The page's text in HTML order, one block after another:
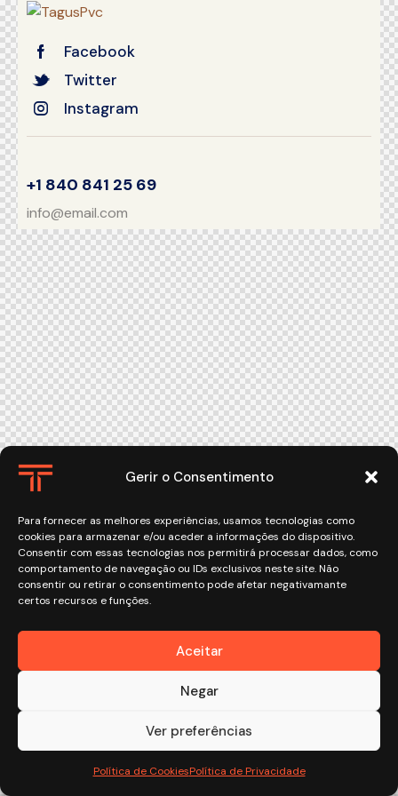
Gerir o Consentimento
Para fornecer as melhores experiências, usamos tecnologias como
cookies para armazenar e/ou aceder a informações do dispositivo.
Consentir com essas tecnologias nos permitirá processar dados, como
comportamento de navegação ou IDs exclusivos neste site. Não
consentir ou retirar o consentimento pode afetar negativamante
certos recursos e funções.
Aceitar
Negar
Ver preferências
Política de CookiesPolítica de Privacidade
Facebook
Twitter
Instagram
+1 840 841 25 69
info@email.com